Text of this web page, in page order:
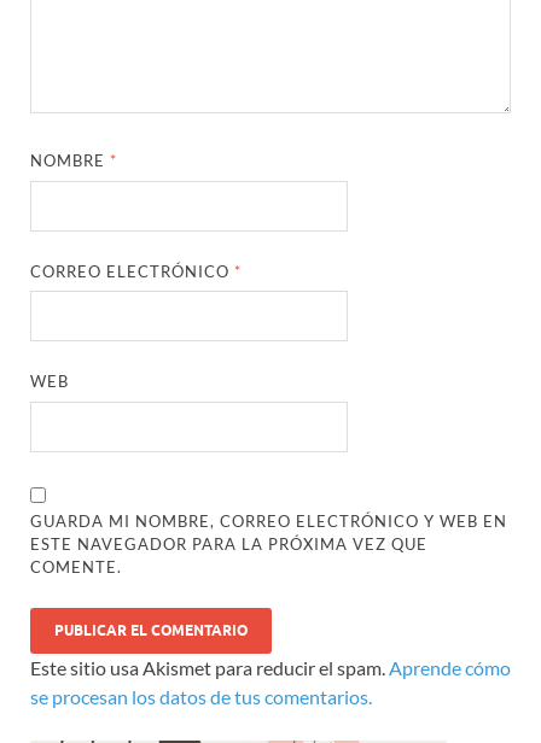
NOMBRE *
CORREO ELECTRÓNICO *
WEB
GUARDA MI NOMBRE, CORREO ELECTRÓNICO Y WEB EN
ESTE NAVEGADOR PARA LA PRÓXIMA VEZ QUE
COMENTE.
Este sitio usa Akismet para reducir el spam. Aprende cómo
se procesan los datos de tus comentarios.